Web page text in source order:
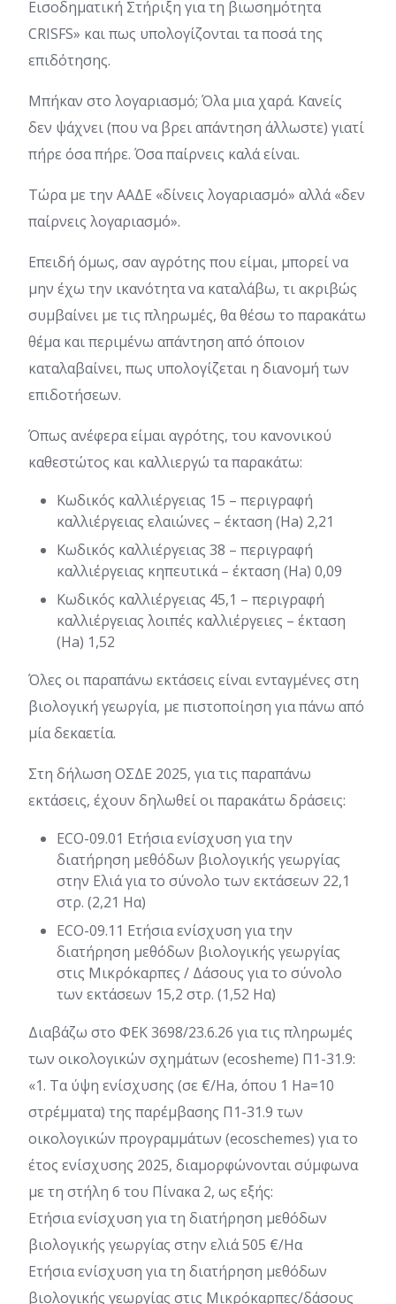
Εισοδηματική Στήριξη για τη βιωσημότητα
CRISFS» και πως υπολογίζονται τα ποσά της
επιδότησης.
Μπήκαν στο λογαριασμό; Όλα μια χαρά. Κανείς
δεν ψάχνει (που να βρει απάντηση άλλωστε) γιατί
πήρε όσα πήρε. Όσα παίρνεις καλά είναι.
Τώρα με την ΑΑΔΕ «δίνεις λογαριασμό» αλλά «δεν
παίρνεις λογαριασμό».
Επειδή όμως, σαν αγρότης που είμαι, μπορεί να
μην έχω την ικανότητα να καταλάβω, τι ακριβώς
συμβαίνει με τις πληρωμές, θα θέσω το παρακάτω
θέμα και περιμένω απάντηση από όποιον
καταλαβαίνει, πως υπολογίζεται η διανομή των
επιδοτήσεων.
Όπως ανέφερα είμαι αγρότης, του κανονικού
καθεστώτος και καλλιεργώ τα παρακάτω:
Κωδικός καλλιέργειας 15 – περιγραφή
καλλιέργειας ελαιώνες – έκταση (Ha) 2,21
Κωδικός καλλιέργειας 38 – περιγραφή
καλλιέργειας κηπευτικά – έκταση (Ha) 0,09
Κωδικός καλλιέργειας 45,1 – περιγραφή
καλλιέργειας λοιπές καλλιέργειες – έκταση
(Ha) 1,52
Όλες οι παραπάνω εκτάσεις είναι ενταγμένες στη
βιολογική γεωργία, με πιστοποίηση για πάνω από
μία δεκαετία.
Στη δήλωση ΟΣΔΕ 2025, για τις παραπάνω
εκτάσεις, έχουν δηλωθεί οι παρακάτω δράσεις:
ECO-09.01 Ετήσια ενίσχυση για την
διατήρηση μεθόδων βιολογικής γεωργίας
στην Ελιά για το σύνολο των εκτάσεων 22,1
στρ. (2,21 Ηα)
ECO-09.11 Ετήσια ενίσχυση για την
διατήρηση μεθόδων βιολογικής γεωργίας
στις Μικρόκαρπες / Δάσους για το σύνολο
των εκτάσεων 15,2 στρ. (1,52 Ηα)
Διαβάζω στο ΦΕΚ 3698/23.6.26 για τις πληρωμές
των οικολογικών σχημάτων (ecosheme) Π1-31.9:
«1. Τα ύψη ενίσχυσης (σε €/Ha, όπου 1 Ha=10
στρέμματα) της παρέμβασης Π1-31.9 των
οικολογικών προγραμμάτων (ecoschemes) για το
έτος ενίσχυσης 2025, διαμορφώνονται σύμφωνα
με τη στήλη 6 του Πίνακα 2, ως εξής:
Ετήσια ενίσχυση για τη διατήρηση μεθόδων
βιολογικής γεωργίας στην ελιά 505 €/Ηα
Ετήσια ενίσχυση για τη διατήρηση μεθόδων
βιολογικής γεωργίας στις Μικρόκαρπες/δάσους